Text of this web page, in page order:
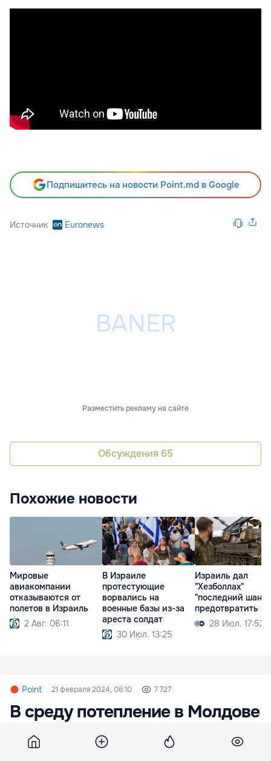
Подпишитесь на новости Point.md в Google
Источник Euronews
Разместить рекламу на сайте
Обсуждения 65
Похожие новости
Мировые
авиакомпании
отказываются от
полетов в Израиль
2 Авг. 06:11
В Израиле
протестующие
ворвались на
военные базы из-за
ареста солдат
30 Июл. 13:25
Израиль дал
"Хезболлах"
"последний шанс"
предотвратить
28 Июл. 17:52
Point 21 февраля 2024, 06:10 7 727
В среду потепление в Молдове
усилится: дожди возможны
только на севере